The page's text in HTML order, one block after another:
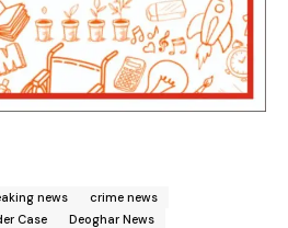
news
crime news
Case
Deoghar News